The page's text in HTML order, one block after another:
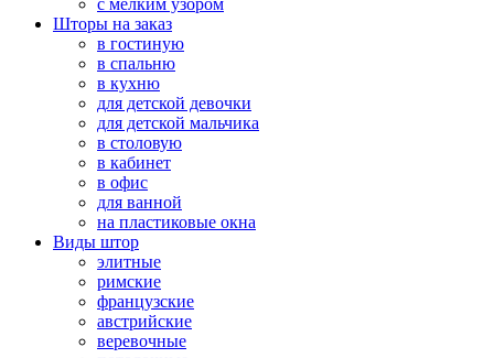
с мелким узором
Шторы на заказ
в гостиную
в спальню
в кухню
для детской девочки
для детской мальчика
в столовую
в кабинет
в офис
для ванной
на пластиковые окна
Виды штор
элитные
римские
французские
австрийские
веревочные